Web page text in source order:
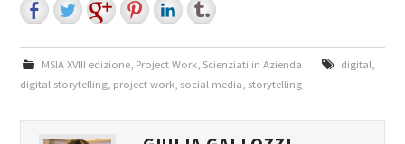
MSIA XVIII edizione, Project Work, Scienziati in Azienda digital
digital storytelling project work social media storytelling